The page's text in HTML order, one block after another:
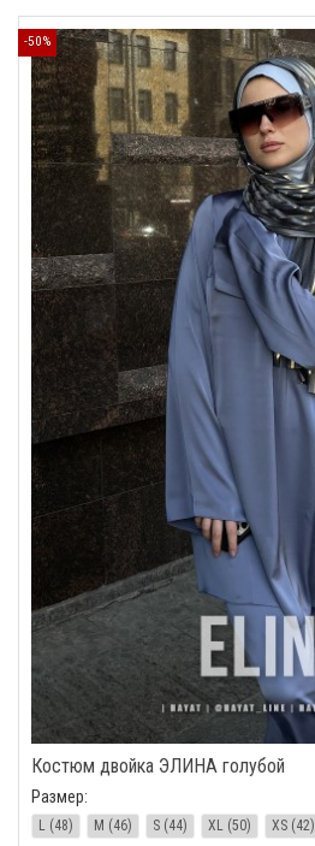
-50%
Костюм двойка ЭЛИНА голубой
Размер:
L (48) M (46) S (44) XL (50) XS (42)